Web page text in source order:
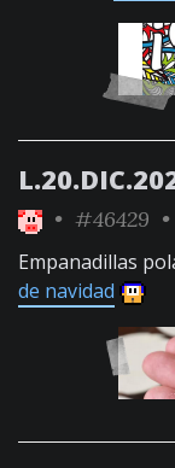
• #46429
Empanadillas
de navidad